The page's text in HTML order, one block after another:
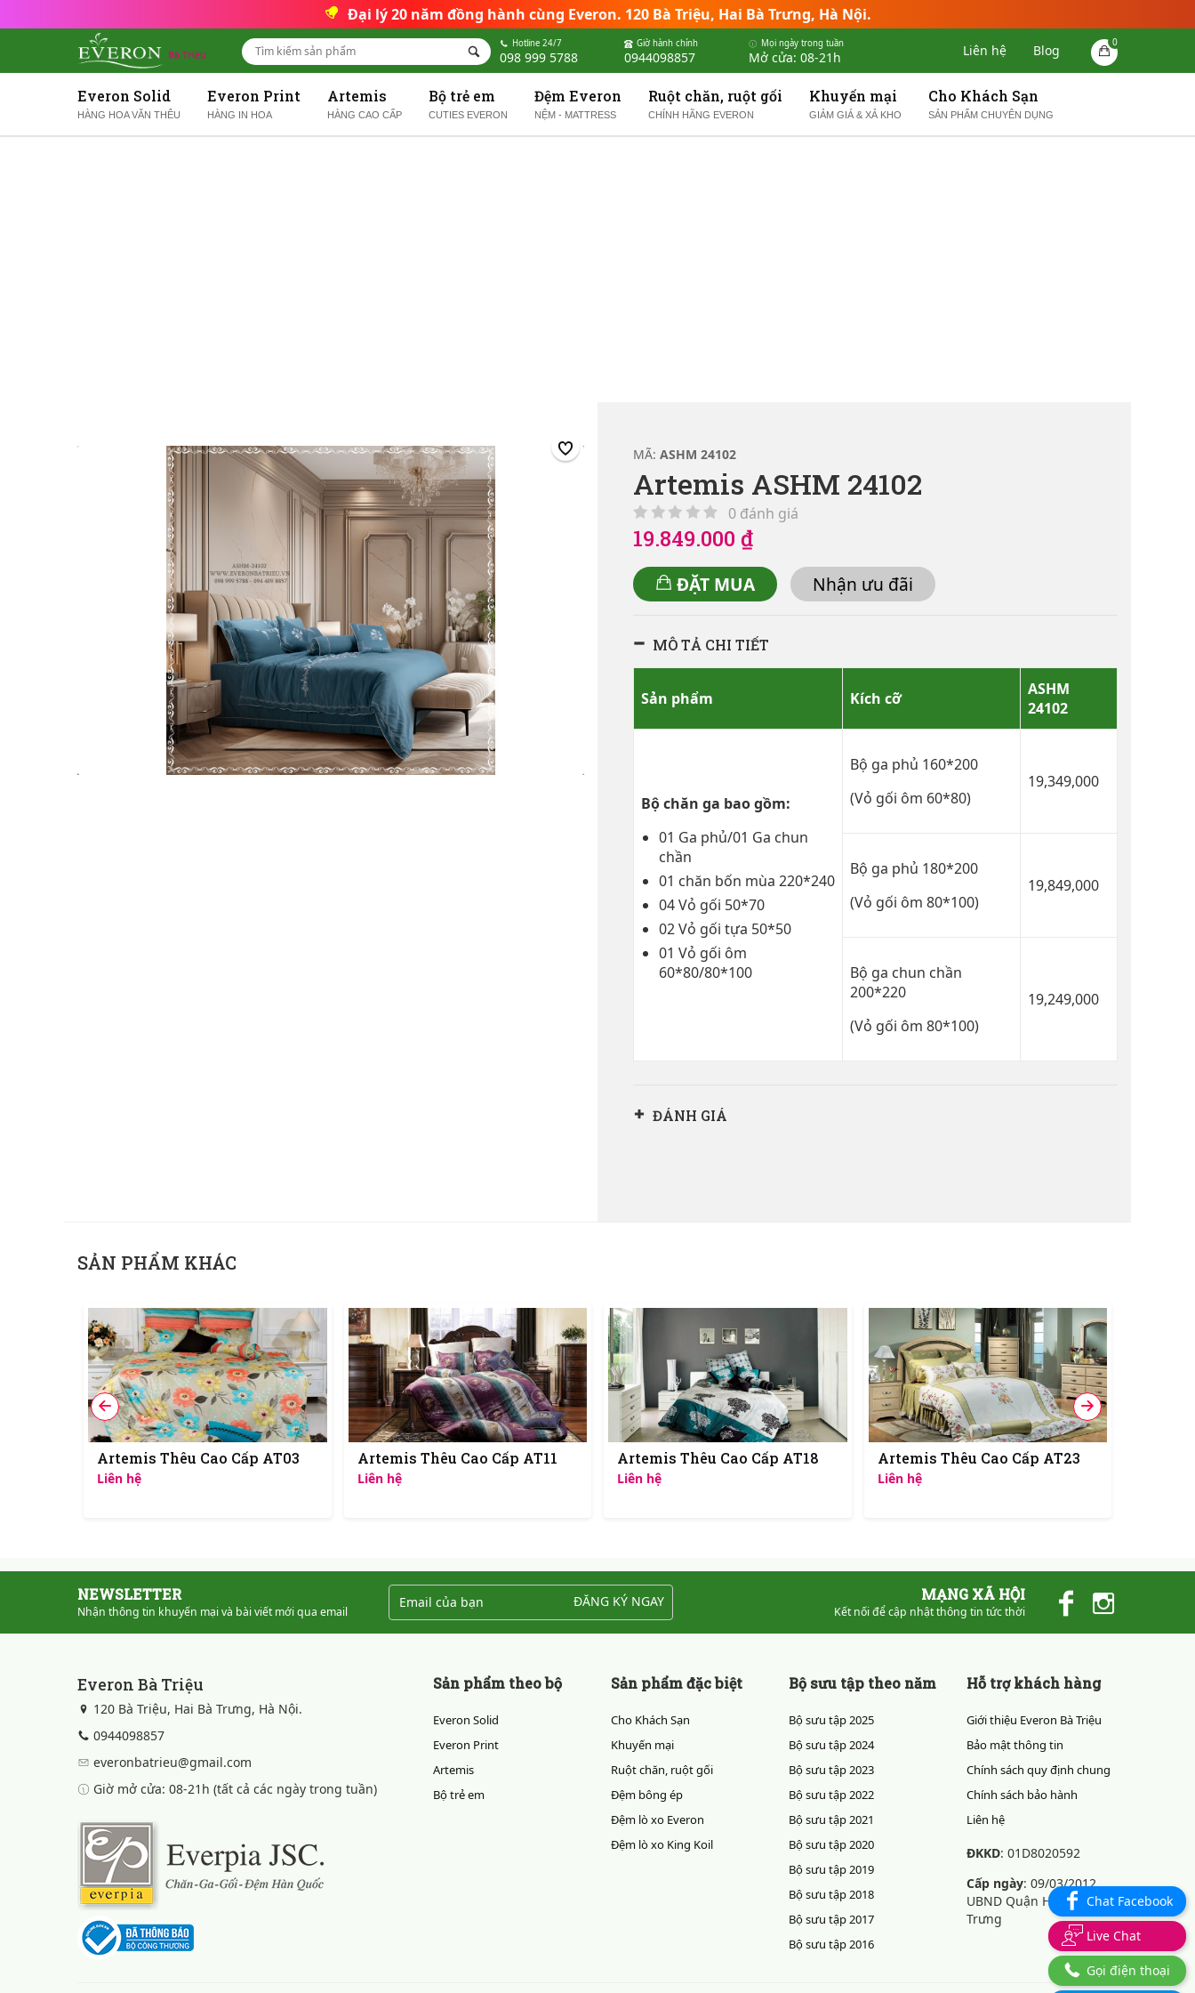
Đại lý 20 năm đồng hành cùng Everon. 120 Bà Triệu, Hai Bà Trưng, Hà Nội.
Hotline 24/7
098 999 5788
Giờ hành chính
0944098857
Mọi ngày trong tuần
Mở cửa: 08-21h
0
Blog
Liên hệ
Everon Solid
HÀNG HOA VĂN THÊU
Everon Print
HÀNG IN HOA
Artemis
HÀNG CAO CẤP
Bộ trẻ em
CUTIES EVERON
Đệm Everon
NỆM - MATTRESS
Ruột chăn, ruột gối
CHÍNH HÃNG EVERON
Khuyến mại
GIẢM GIÁ & XẢ KHO
Cho Khách Sạn
SẢN PHẨM CHUYÊN DỤNG
MÃ: ASHM 24102
Artemis ASHM 24102
0 đánh giá
19.849.000 ₫
ĐẶT MUA Nhận ưu đãi
MÔ TẢ CHI TIẾT
Sản phẩm Kích cỡ
ASHM
24102
Bộ chăn ga bao gồm:
01 Ga phủ/01 Ga chun
chần
01 chăn bốn mùa 220*240
04 Vỏ gối 50*70
02 Vỏ gối tựa 50*50
01 Vỏ gối ôm
60*80/80*100
Bộ ga phủ 160*200
(Vỏ gối ôm 60*80)
19,349,000
Bộ ga phủ 180*200
(Vỏ gối ôm 80*100)
19,849,000
Bộ ga chun chần
200*220
(Vỏ gối ôm 80*100)
19,249,000
ĐÁNH GIÁ
SẢN PHẨM KHÁC
Artemis Thêu Cao Cấp AT03
Liên hệ
Artemis Thêu Cao Cấp AT11
Liên hệ
Artemis Thêu Cao Cấp AT18
Liên hệ
Artemis Thêu Cao Cấp AT23
Liên hệ
NEWSLETTER
Nhận thông tin khuyến mại và bài viết mới qua email
ĐĂNG KÝ NGAY MẠNG XÃ HỘI
Kết nối để cập nhật thông tin tức thời
Sản phẩm theo bộ
Everon Solid
Everon Print
Artemis
Bộ trẻ em
Chat Facebook
Live Chat
Gọi điện thoại
Sản phẩm đặc biệt
Cho Khách Sạn
Khuyến mại
Ruột chăn, ruột gối
Đệm bông ép
Đệm lò xo Everon
Đệm lò xo King Koil
Bộ sưu tập theo năm
Bộ sưu tập 2025
Bộ sưu tập 2024
Bộ sưu tập 2023
Bộ sưu tập 2022
Bộ sưu tập 2021
Bộ sưu tập 2020
Bộ sưu tập 2019
Bộ sưu tập 2018
Bộ sưu tập 2017
Bộ sưu tập 2016
Hỗ trợ khách hàng
Giới thiệu Everon Bà Triệu
Bảo mật thông tin
Chính sách quy định chung
Chính sách bảo hành
Liên hệ
ĐKKD: 01D8020592
Cấp ngày: 09/03/2012
UBND Quận Hai Bà
Trưng
Everon Bà Triệu
120 Bà Triệu, Hai Bà Trưng, Hà Nội.
0944098857
everonbatrieu@gmail.com
Giờ mở cửa: 08-21h (tất cả các ngày trong tuần)